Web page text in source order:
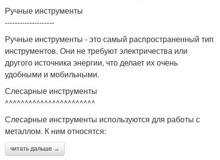
Ручные инструменты
--------------------
Ручные инструменты - это самый распространенный тип
инструментов. Они не требуют электричества или
другого источника энергии, что делает их очень
удобными и мобильными.
Слесарные инструменты
^^^^^^^^^^^^^^^^^^^^^^^
Слесарные инструменты используются для работы с
металлом. К ним относятся:
читать дальше →